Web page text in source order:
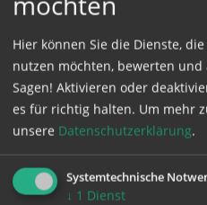
GESCHÜTZTER BEREICH
Bitte melden Sie sich mit
und Passwort an.
Benutzername
Hier können Sie die Dienste,
nutzen möchten, bewerten und
Sagen! Aktivieren oder
es für richtig halten. Um mehr
unsere Datenschutzerklärung.
Systemtechnische
↓ 1 Dienst